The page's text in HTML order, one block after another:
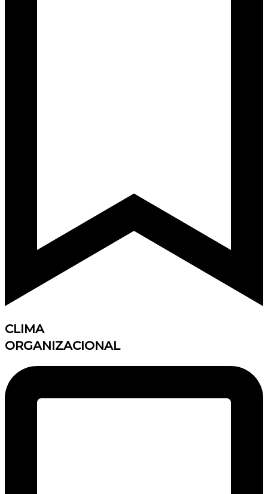
CLIMA
ORGANIZACIONAL